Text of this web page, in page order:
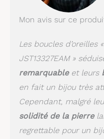
Mon avis sur ce
Les boucles d’oreilles
JST13327EAM »
remarquableet leurs
en fait un bijou très
Cependant, malgré
solidité de la pierre
regrettable pour un